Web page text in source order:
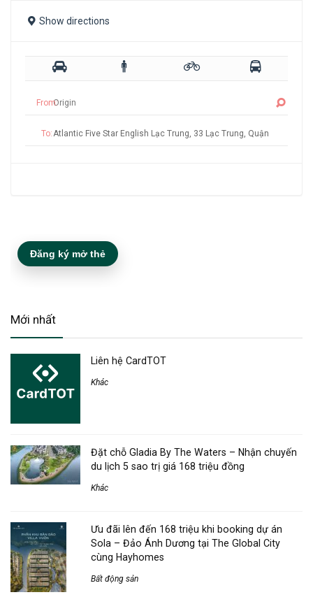
Show directions
From:
To:
Đăng ký mở thẻ
Mới nhất
Liên hệ CardTOT
Khác
Đặt chỗ Gladia By The Waters – Nhận chuyến
du lịch 5 sao trị giá 168 triệu đồng
Khác
Ưu đãi lên đến 168 triệu khi booking dự án
Sola – Đảo Ánh Dương tại The Global City
cùng Hayhomes
Bất động sản